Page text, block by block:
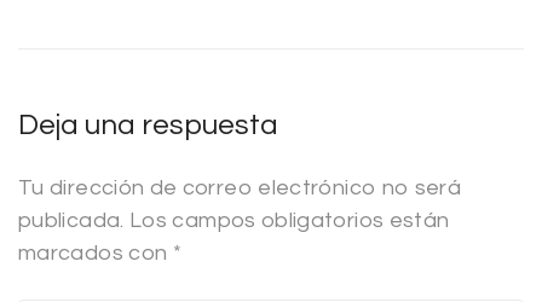
Deja una respuesta
Tu dirección de correo electrónico no será
publicada. Los campos obligatorios están
marcados con *